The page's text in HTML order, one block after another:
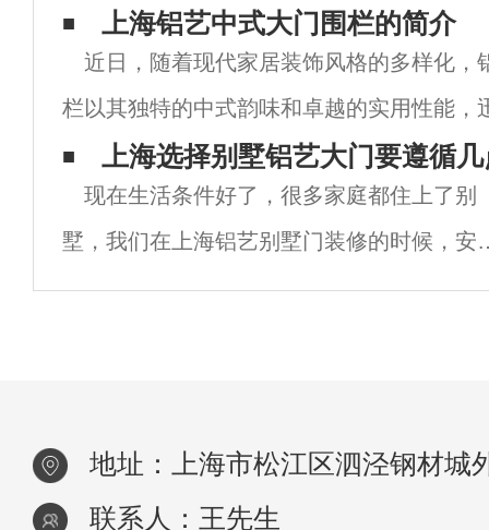
确保所有部件无损坏、变形或缺陷。特别要
查门的铝材厚度、尺寸是否符合设计要求，
及配件（如门锁、合页等）的质量是否可靠
环
上海铝艺中式大门围栏的简介
近日，随着现代家居装饰风格的多样化，
栏以其独特的中式韵味和卓越的实用性能，
庭装修的首选。这一潮流趋势不仅体现了人
热爱与传承，也彰显了现代家居对美观与安
上海选择别墅铝艺大门要遵循
现在生活条件好了，很多家庭都住上了别
墅，我们在上海铝艺别墅门装修的时候，安
大门是比较重要的，下面就有小编和大家一
地址：上海市松江区泗泾钢材城
联系人：王先生